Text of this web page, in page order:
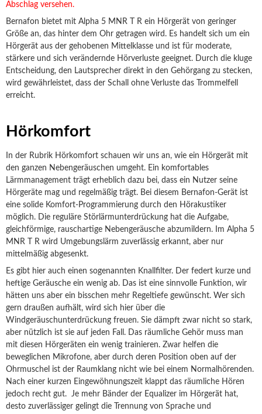
Abschlag versehen.
Bernafon bietet mit Alpha 5 MNR T R ein Hörgerät von geringer
Größe an, das hinter dem Ohr getragen wird. Es handelt sich um ein
Hörgerät aus der gehobenen Mittelklasse und ist für moderate,
stärkere und sich verändernde Hörverluste geeignet. Durch die kluge
Entscheidung, den Lautsprecher direkt in den Gehörgang zu stecken,
wird gewährleistet, dass der Schall ohne Verluste das Trommelfell
erreicht.
Hörkomfort
In der Rubrik Hörkomfort schauen wir uns an, wie ein Hörgerät mit
den ganzen Nebengeräuschen umgeht. Ein komfortables
Lärmmanagement trägt erheblich dazu bei, dass ein Nutzer seine
Hörgeräte mag und regelmäßig trägt. Bei diesem Bernafon-Gerät ist
eine solide Komfort-Programmierung durch den Hörakustiker
möglich. Die reguläre Störlärmunterdrückung hat die Aufgabe,
gleichförmige, rauschartige Nebengeräusche abzumildern. Im Alpha 5
MNR T R wird Umgebungslärm zuverlässig erkannt, aber nur
mittelmäßig abgesenkt.
Es gibt hier auch einen sogenannten Knallfilter. Der federt kurze und
heftige Geräusche ein wenig ab. Das ist eine sinnvolle Funktion, wir
hätten uns aber ein bisschen mehr Regeltiefe gewünscht. Wer sich
gern draußen aufhält, wird sich hier über die
Windgeräuschunterdrückung freuen. Sie dämpft zwar nicht so stark,
aber nützlich ist sie auf jeden Fall. Das räumliche Gehör muss man
mit diesen Hörgeräten ein wenig trainieren. Zwar helfen die
beweglichen Mikrofone, aber durch deren Position oben auf der
Ohrmuschel ist der Raumklang nicht wie bei einem Normalhörenden.
Nach einer kurzen Eingewöhnungszeit klappt das räumliche Hören
jedoch recht gut. Je mehr Bänder der Equalizer im Hörgerät hat,
desto zuverlässiger gelingt die Trennung von Sprache und